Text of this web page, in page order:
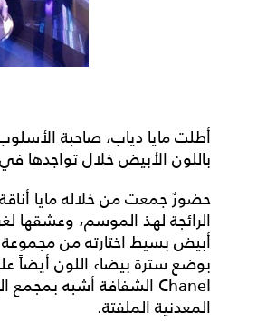
أطلت مايا دياب، صاحبة الأسلوب
باللون الأبيض خلال تواجدها
حضورٌ جمعت من خلاله مايا
الرائجة لهذ الموسم، وعشقها
بوضع سترة بيضاء اللون أيضاً
المعدنية الملفتة.